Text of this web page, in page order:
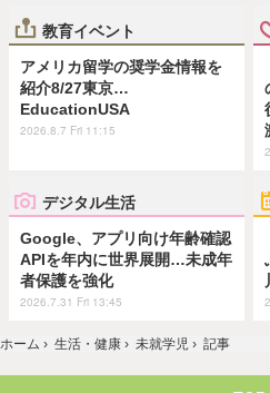
教育イベント
アメリカ留学の奨学金情報を
紹介8/27東京…
EducationUSA
2026.8.7 Fri 11:15
デジタル生活
Google、アプリ向け年齢確認
APIを年内に世界展開…未成年
者保護を強化
2026.7.31 Fri 13:45
ホーム › 生活・健康 › 未就学児 › 記事